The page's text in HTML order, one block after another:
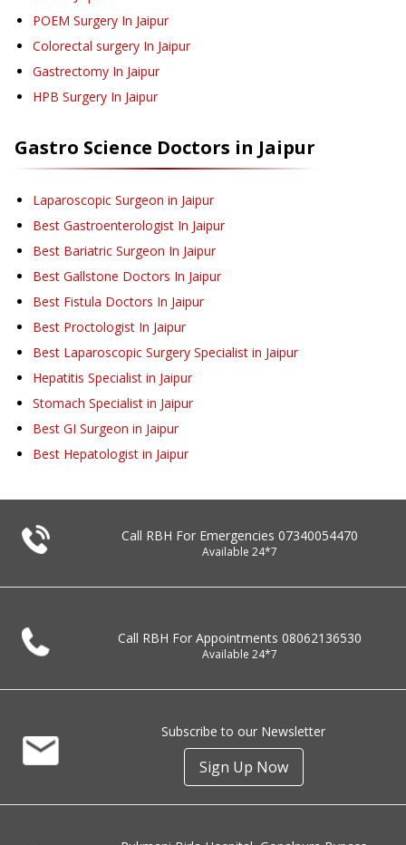
POEM Surgery In Jaipur
Colorectal surgery In Jaipur
Gastrectomy In Jaipur
HPB Surgery In Jaipur
Gastro Science Doctors in Jaipur
Laparoscopic Surgeon in Jaipur
Best Gastroenterologist In Jaipur
Best Bariatric Surgeon In Jaipur
Best Gallstone Doctors In Jaipur
Best Fistula Doctors In Jaipur
Best Proctologist In Jaipur
Best Laparoscopic Surgery Specialist in Jaipur
Hepatitis Specialist in Jaipur
Stomach Specialist in Jaipur
Best GI Surgeon in Jaipur
Best Hepatologist in Jaipur
Call RBH For Emergencies 07340054470
Available 24*7
Call RBH For Appointments 08062136530
Available 24*7
Subscribe to our Newsletter
Sign Up Now